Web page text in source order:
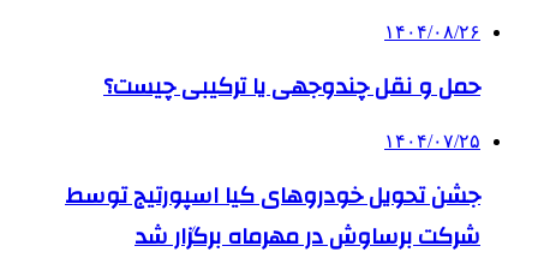
۱۴۰۴/۰۸/۲۶
حمل و نقل چندوجهی یا ترکیبی چیست؟
۱۴۰۴/۰۷/۲۵
جشن تحویل خودروهای کیا اسپورتیج توسط
شرکت برساوش در مهرماه برگزار شد